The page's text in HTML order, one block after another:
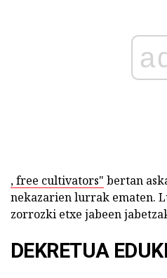
, free cultivators" bertan
nekazarien lurrak ematen.
zorrozki etxe jabeen
DEKRETUA